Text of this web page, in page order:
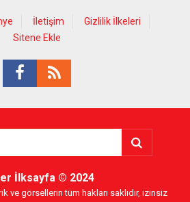
İletişim
Gizlilik İlkeleri
Sitene Ekle
İlksayfa© 2024
ve görsellerin tüm hakları saklıdır, izinsiz